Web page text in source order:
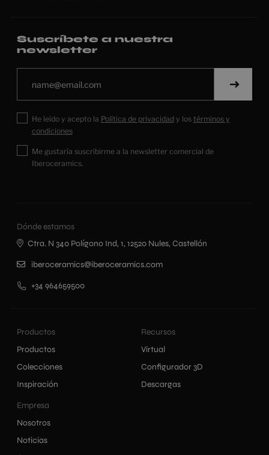
Suscríbete a nuestra
newsletter
He leído y acepto la Política de privacidady los términos y
condiciones
Me gustaría suscribirme a la newsletter comercial de
Iberoceramics.
Productos
Productos
Colecciones
Inspiración
Recursos
Virtual
Configurador 3D
Descargas
Empresa
Nosotros
Noticias
Dónde estamos
Ctra. N 340 Polígono Ind, 1, 12520 Nules, Castellón
iberoceramics@iberoceramics.com
+34 964659500